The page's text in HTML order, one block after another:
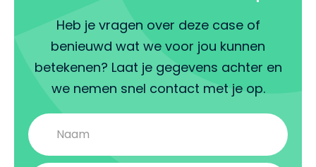
Heb je vragen over deze case of
benieuwd wat we voor jou kunnen
betekenen? Laat je gegevens achter en
we nemen snel contact met je op.